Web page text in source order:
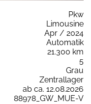
Pkw
Limousine
Apr / 2024
Automatik
21.300 km
5
Grau
Zentrallager
ab ca. 12.08.2026
88978_GW_MUE-V